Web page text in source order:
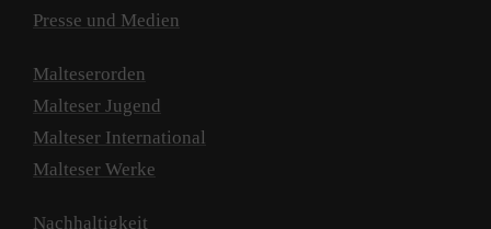
Presse und Medien
Malteserorden
Malteser Jugend
Malteser International
Malteser Werke
Nachhaltigkeit